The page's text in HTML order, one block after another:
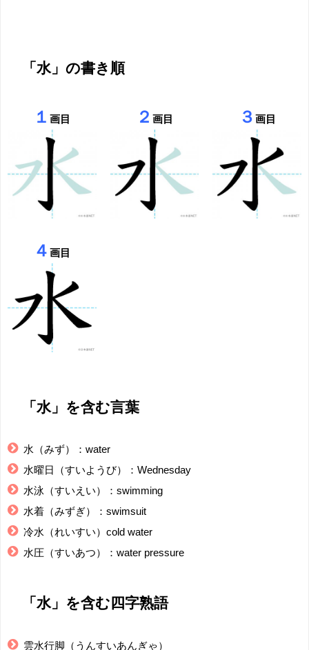
「水」の書き順
１画目 ２ 画目 ３ 画目
４画目
「水」を含む言葉
水（みず）：water
水曜日（すいようび）：Wednesday
水泳（すいえい）：swimming
水着（みずぎ）：swimsuit
冷水（れいすい）cold water
水圧（すいあつ）：water pressure
「水」を含む四字熟語
雲水行脚（うんすいあんぎゃ）